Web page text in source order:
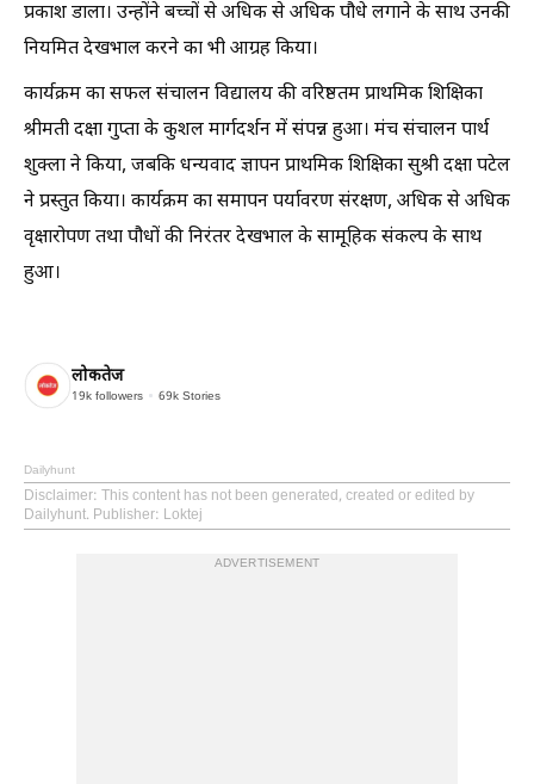
प्रकाश डाला। उन्होंने बच्चों से अधिक से अधिक पौधे लगाने के साथ उनकी
नियमित देखभाल करने का भी आग्रह किया।
कार्यक्रम का सफल संचालन विद्यालय की वरिष्ठतम प्राथमिक शिक्षिका
श्रीमती दक्षा गुप्ता के कुशल मार्गदर्शन में संपन्न हुआ। मंच संचालन पार्थ
शुक्ला ने किया, जबकि धन्यवाद ज्ञापन प्राथमिक शिक्षिका सुश्री दक्षा पटेल
ने प्रस्तुत किया। कार्यक्रम का समापन पर्यावरण संरक्षण, अधिक से अधिक
वृक्षारोपण तथा पौधों की निरंतर देखभाल के सामूहिक संकल्प के साथ
हुआ।
लोकतेज
19k followers 69k Stories
Dailyhunt
Disclaimer: This content has not been generated, created or edited by
Dailyhunt. Publisher: Loktej
ADVERTISEMENT